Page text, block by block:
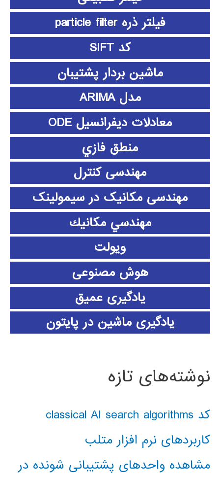
فیلتر ذره particle filter
کد SIFT
ماشین بردار پشتیبان
مدل ARIMA
معادلات دیفرانسیل ODE
منطق فازي
مهندسی کنترل
مهندسی مکانیک در سیمولینک
مهندسي مكانيك
ویولت
هوش مصنوعی
یادگیری عمیق
یادگیری ماشین در پایتون
نوشته‌های تازه
کد classical AI search algorithms
کاربردهای نرم افزار متلب
مشاهده واحدهای پشتیبانی شونده در